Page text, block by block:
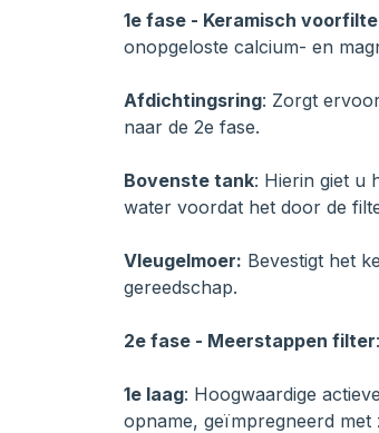
1e fase - Keramisch
onopgeloste calcium- en
Afdichtingsring: Zorgt
naar de 2e fase.
Bovenste tank: Hierin giet u
water voordat het door de
Vleugelmoer: Bevestigt het
gereedschap.
2e fase - Meerstappen filter:
1e laag: Hoogwaardige
opname, geïmpregneerd